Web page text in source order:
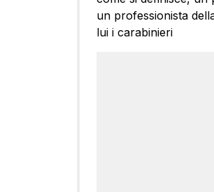
un professionista
lui i carabinieri